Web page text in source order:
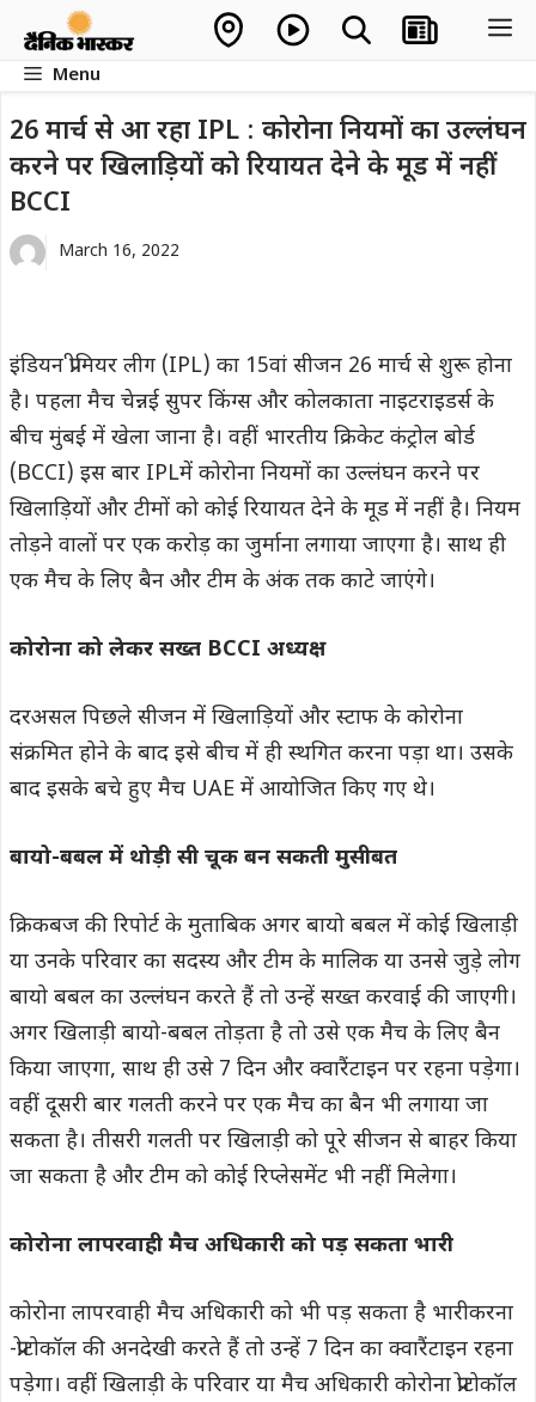
contentMenu
26 मार्च से आ रहा IPL : ‌कोरोना नियमों का उल्लंघन
करने पर खिलाड़ियों को रियायत देने के मूड में नहीं
‌BCCI
March 16, 2022
इंडियन प्रीमियर लीग (IPL) का 15वां सीजन 26 मार्च से शुरू होना
है। पहला मैच चेन्नई सुपर किंग्स और कोलकाता नाइटराइडर्स के
बीच मुंबई में खेला जाना है। वहीं भारतीय क्रिकेट कंट्रोल बोर्ड
(‌BCCI) इस बार IPLमें कोरोना नियमों का उल्लंघन करने पर
खिलाड़ियों और टीमों को कोई रियायत देने के मूड में नहीं है। नियम
तोड़ने वालों पर एक करोड़ का जुर्माना लगाया जाएगा है। साथ ही
एक मैच के लिए बैन और टीम के अंक तक काटे जाएंगे।
कोरोना को लेकर सख्त BCCI अध्यक्ष
दरअसल पिछले सीजन में खिलाड़ियों और स्टाफ के कोरोना
संक्रमित होने के बाद इसे बीच में ही स्थगित करना पड़ा था। उसके
बाद इसके बचे हुए मैच UAE में आयोजित किए गए थे।
बायो-बबल में थोड़ी सी चूक बन सकती मुसीबत
क्रिकबज की रिपोर्ट के मुताबिक अगर बायो बबल में कोई खिलाड़ी
या उनके परिवार का सदस्य और टीम के मालिक या उनसे जुड़े लोग
बायो बबल का उल्लंघन करते हैं तो उन्हें सख्त करवाई की जाएगी।
अगर खिलाड़ी बायो-बबल तोड़ता है तो उसे एक मैच के लिए बैन
किया जाएगा, साथ ही उसे 7 दिन और क्वारैंटाइन पर रहना पड़ेगा।
वहीं दूसरी बार गलती करने पर एक मैच का बैन भी लगाया जा
सकता है। तीसरी गलती पर खिलाड़ी को पूरे सीजन से बाहर किया
जा सकता है और टीम को कोई रिप्लेसमेंट भी नहीं मिलेगा।
कोरोना लापरवाही मैच अधिकारी को पड़ सकता भारी
कोरोना लापरवाही मैच अधिकारी को भी पड़ सकता है भारीकरना
-प्रोटोकॉल की अनदेखी करते हैं तो उन्हें 7 दिन का क्वारैंटाइन रहना
पड़ेगा। वहीं खिलाड़ी के परिवार या मैच अधिकारी कोरोना प्रोटोकॉल